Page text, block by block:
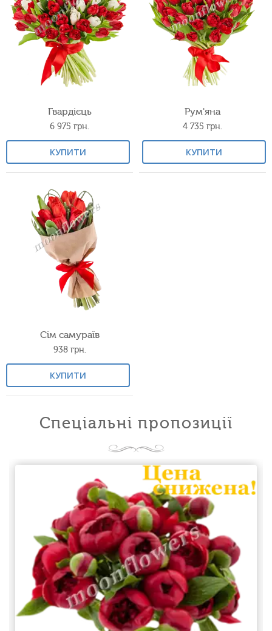
Гвардієць
6 975 грн.
КУПИТИ
Рум'яна
4 735 грн.
КУПИТИ
Сім самураїв
938 грн.
КУПИТИ
Спеціальні пропозиції